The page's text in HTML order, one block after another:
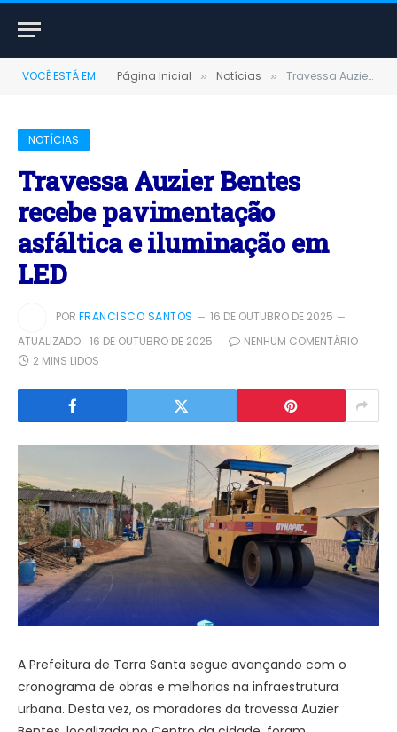
VOCÊ ESTÁ EM: Página Inicial » Notícias » Travessa Auzier Bentes recebe pavimentação asfáltica e iluminação em LED
NOTÍCIAS
Travessa Auzier Bentes
recebe pavimentação
asfáltica e iluminação em
LED
POR FRANCISCO SANTOS
16 DE OUTUBRO DE 2025
ATUALIZADO: 16 DE OUTUBRO DE 2025
NENHUM COMENTÁRIO
2 MINS LIDOS
A Prefeitura de Terra Santa segue avançando com o
cronograma de obras e melhorias na infraestrutura
urbana. Desta vez, os moradores da travessa Auzier